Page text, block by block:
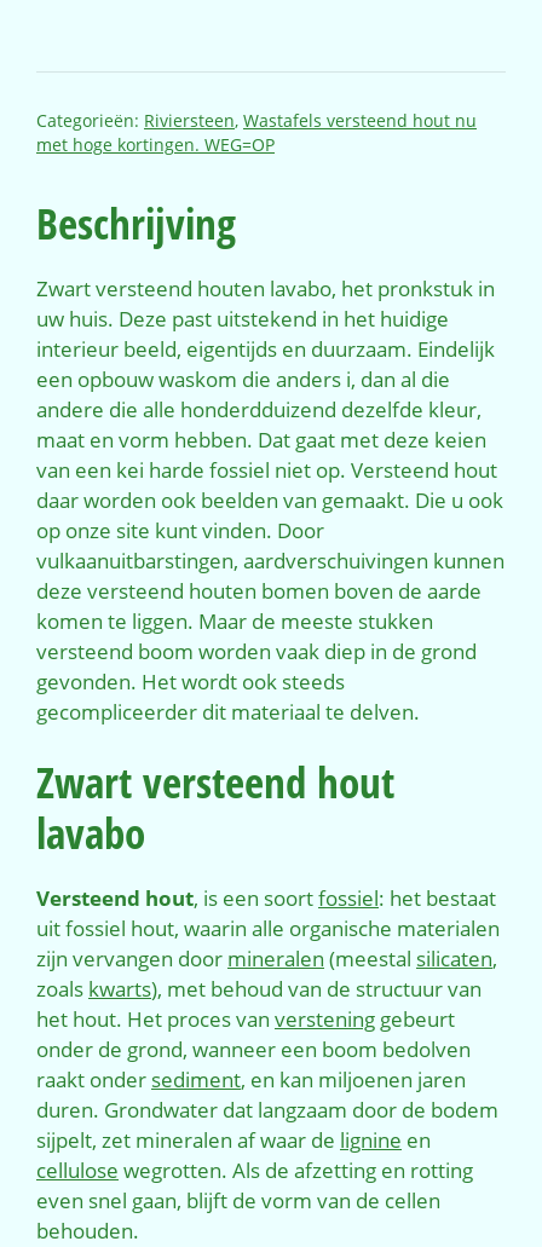
Categorieën: Riviersteen, Wastafels versteend hout nu
met hoge kortingen. WEG=OP
Beschrijving
Zwart versteend houten lavabo, het pronkstuk in
uw huis. Deze past uitstekend in het huidige
interieur beeld, eigentijds en duurzaam. Eindelijk
een opbouw waskom die anders i, dan al die
andere die alle honderdduizend dezelfde kleur,
maat en vorm hebben. Dat gaat met deze keien
van een kei harde fossiel niet op. Versteend hout
daar worden ook beelden van gemaakt. Die u ook
op onze site kunt vinden. Door
vulkaanuitbarstingen, aardverschuivingen kunnen
deze versteend houten bomen boven de aarde
komen te liggen. Maar de meeste stukken
versteend boom worden vaak diep in de grond
gevonden. Het wordt ook steeds
gecompliceerder dit materiaal te delven.
Zwart versteend hout
lavabo
Versteend hout, is een soortfossiel: het bestaat
uit fossiel hout, waarin alle organische materialen
zijn vervangen door mineralen (meestal silicaten,
zoals kwarts), met behoud van de structuur van
het hout. Het proces van verstening gebeurt
onder de grond, wanneer een boom bedolven
raakt onder sediment, en kan miljoenen jaren
duren. Grondwater dat langzaam door de bodem
sijpelt, zet mineralen af waar de lignine en
cellulose wegrotten. Als de afzetting en rotting
even snel gaan, blijft de vorm van de cellen
behouden.